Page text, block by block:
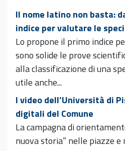
Il nome latino non basta:
indice per valutare le
Lo propone il primo indice
sono solide le prove
alla classificazione di una
utile anche...
I video dell’Università di
digitali del Comune
La campagna di
nuova storia” nelle piazze